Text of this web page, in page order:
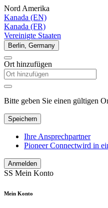
Nord Amerika
Kanada (EN)
Kanada (FR)
Vereinigte Staaten
Berlin, Germany
Ort hinzufügen
Bitte geben Sie einen gültigen
Speichern
Ihre Ansprechpartner
Pioneer Connectwird in
Anmelden
SS Mein Konto
Mein Konto